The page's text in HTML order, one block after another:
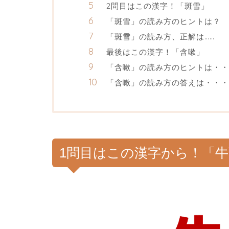
2問目はこの漢字！「斑雪」
「斑雪」の読み方のヒントは？
「斑雪」の読み方、正解は……
最後はこの漢字！「含嗽」
「含嗽」の読み方のヒントは・
「含嗽」の読み方の答えは・・・
1問目はこの漢字から！「牛